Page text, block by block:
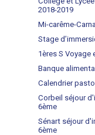
2018-2019
Mi-carême-
Stage
1ères S Voyage
Banque
Calendrier
Corbeil séjour
6ème
Sénart séjour
6ème